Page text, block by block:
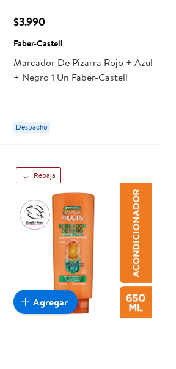
$3.990
Faber-Castell
Marcador De Pizarra Rojo + Azul
+ Negro 1 Un Faber-Castell
Despacho
Rebaja
Agregar